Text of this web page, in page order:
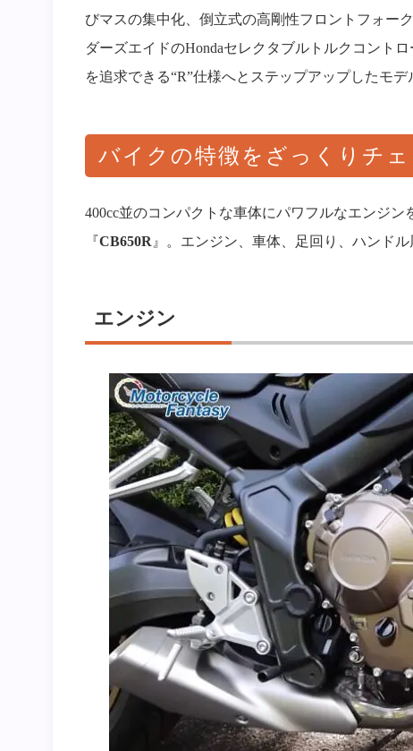
びマスの集中化、倒立式の高剛性フロントフォー
ダーズエイドのHondaセレクタブルトルクコント
を追求できる“R”仕様へとステップアップしたモデ
バイクの特徴をざっくりチェ
400cc並のコンパクトな車体にパワフルなエンジ
『 CB650R』。エンジン、車体、足回り、ハンド
エンジン